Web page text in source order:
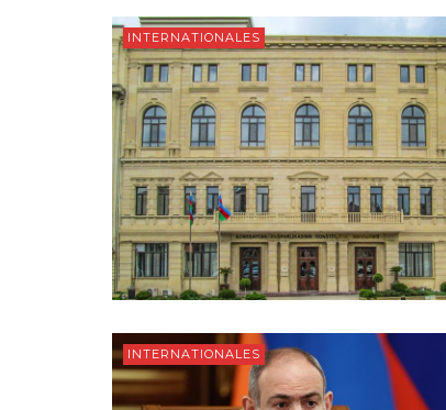
INTERNATIONALES
INTERNATIONALES